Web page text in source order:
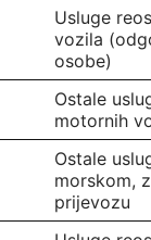
Usluge
vozila
osobe)
Ostale
motornih
Ostale
morskom,
prijevozu